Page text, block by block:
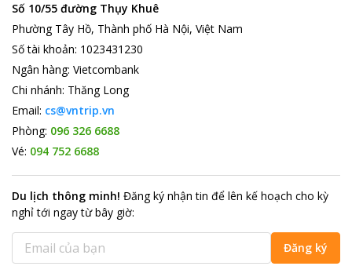
Số 10/55 đường Thụy Khuê
Phường Tây Hồ, Thành phố Hà Nội, Việt Nam
Số tài khoản: 1023431230
Ngân hàng: Vietcombank
Chi nhánh: Thăng Long
Email: cs@vntrip.vn
Phòng: 096 326 6688
Vé: 094 752 6688
Du lịch thông minh! Đăng ký nhận tin để lên kế hoạch cho kỳ
nghỉ tới ngay từ bây giờ:
Đăng ký